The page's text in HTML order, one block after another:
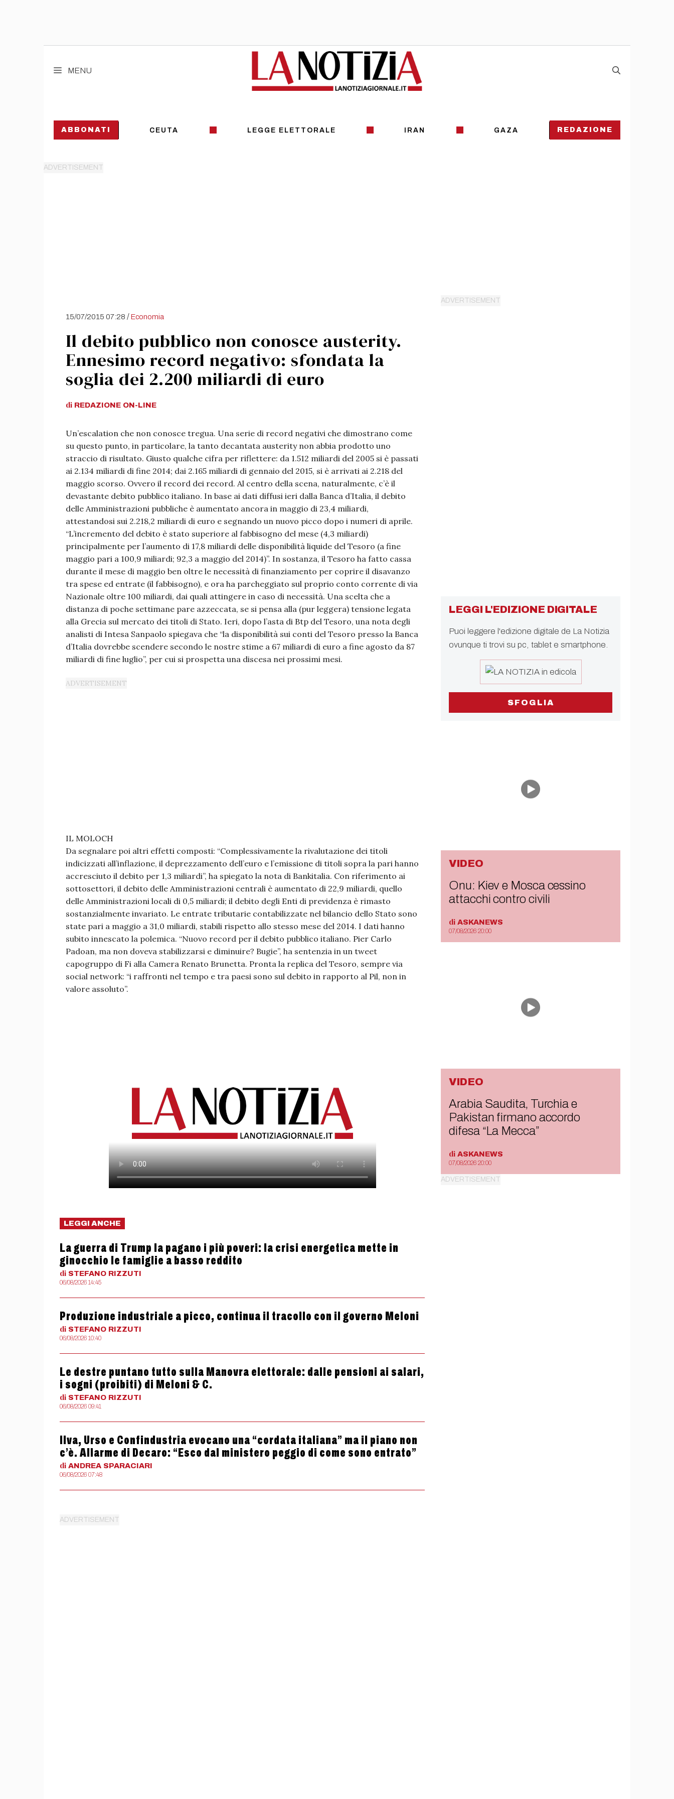
MENU
ABBONATI CEUTA LEGGE ELETTORALE IRAN GAZA REDAZIONE
15/07/2015 07:28 /Economia
Il debito pubblico non conosce austerity.
Ennesimo record negativo: sfondata la
soglia dei 2.200 miliardi di euro
di REDAZIONE ON-LINE
Un’escalation che non conosce tregua. Una serie di record negativi che dimostrano come
su questo punto, in particolare, la tanto decantata austerity non abbia prodotto uno
straccio di risultato. Giusto qualche cifra per riflettere: da 1.512 miliardi del 2005 si è passati
ai 2.134 miliardi di fine 2014; dai 2.165 miliardi di gennaio del 2015, si è arrivati ai 2.218 del
maggio scorso. Ovvero il record dei record. Al centro della scena, naturalmente, c’è il
devastante debito pubblico italiano. In base ai dati diffusi ieri dalla Banca d’Italia, il debito
delle Amministrazioni pubbliche è aumentato ancora in maggio di 23,4 miliardi,
attestandosi sui 2.218,2 miliardi di euro e segnando un nuovo picco dopo i numeri di aprile.
“L’incremento del debito è stato superiore al fabbisogno del mese (4,3 miliardi)
principalmente per l’aumento di 17,8 miliardi delle disponibilità liquide del Tesoro (a fine
maggio pari a 100,9 miliardi; 92,3 a maggio del 2014)”. In sostanza, il Tesoro ha fatto cassa
durante il mese di maggio ben oltre le necessità di finanziamento per coprire il disavanzo
tra spese ed entrate (il fabbisogno), e ora ha parcheggiato sul proprio conto corrente di via
Nazionale oltre 100 miliardi, dai quali attingere in caso di necessità. Una scelta che a
distanza di poche settimane pare azzeccata, se si pensa alla (pur leggera) tensione legata
alla Grecia sul mercato dei titoli di Stato. Ieri, dopo l’asta di Btp del Tesoro, una nota degli
analisti di Intesa Sanpaolo spiegava che “la disponibilità sui conti del Tesoro presso la Banca
d’Italia dovrebbe scendere secondo le nostre stime a 67 miliardi di euro a fine agosto da 87
miliardi di fine luglio”, per cui si prospetta una discesa nei prossimi mesi.
IL MOLOCH
Da segnalare poi altri effetti composti: “Complessivamente la rivalutazione dei titoli
indicizzati all’inflazione, il deprezzamento dell’euro e l’emissione di titoli sopra la pari hanno
accresciuto il debito per 1,3 miliardi”, ha spiegato la nota di Bankitalia. Con riferimento ai
sottosettori, il debito delle Amministrazioni centrali è aumentato di 22,9 miliardi, quello
delle Amministrazioni locali di 0,5 miliardi; il debito degli Enti di previdenza è rimasto
sostanzialmente invariato. Le entrate tributarie contabilizzate nel bilancio dello Stato sono
state pari a maggio a 31,0 miliardi, stabili rispetto allo stesso mese del 2014. I dati hanno
subito innescato la polemica. “Nuovo record per il debito pubblico italiano. Pier Carlo
Padoan, ma non doveva stabilizzarsi e diminuire? Bugie”, ha sentenzia in un tweet
capogruppo di Fi alla Camera Renato Brunetta. Pronta la replica del Tesoro, sempre via
social network: “i raffronti nel tempo e tra paesi sono sul debito in rapporto al Pil, non in
valore assoluto”.
LEGGI ANCHE
La guerra di Trump la pagano i più poveri: la crisi energetica mette in
ginocchio le famiglie a basso reddito
di STEFANO RIZZUTI
06/08/2026 14:45
Produzione industriale a picco, continua il tracollo con il governo Meloni
di STEFANO RIZZUTI
06/08/2026 10:40
Le destre puntano tutto sulla Manovra elettorale: dalle pensioni ai salari,
i sogni (proibiti) di Meloni & C.
di STEFANO RIZZUTI
06/08/2026 09:41
Ilva, Urso e Confindustria evocano una “cordata italiana” ma il piano non
c’è. Allarme di Decaro: “Esco dal ministero peggio di come sono entrato”
di ANDREA SPARACIARI
06/08/2026 07:48
LEGGI L'EDIZIONE DIGITALE
Puoi leggere l'edizione digitale de La Notizia
ovunque ti trovi su pc, tablet e smartphone.
SFOGLIA
VIDEO
Onu: Kiev e Mosca cessino
attacchi contro civili
di ASKANEWS
07/08/2026 20:00
VIDEO
Arabia Saudita, Turchia e
Pakistan firmano accordo
difesa “La Mecca”
di ASKANEWS
07/08/2026 20:00